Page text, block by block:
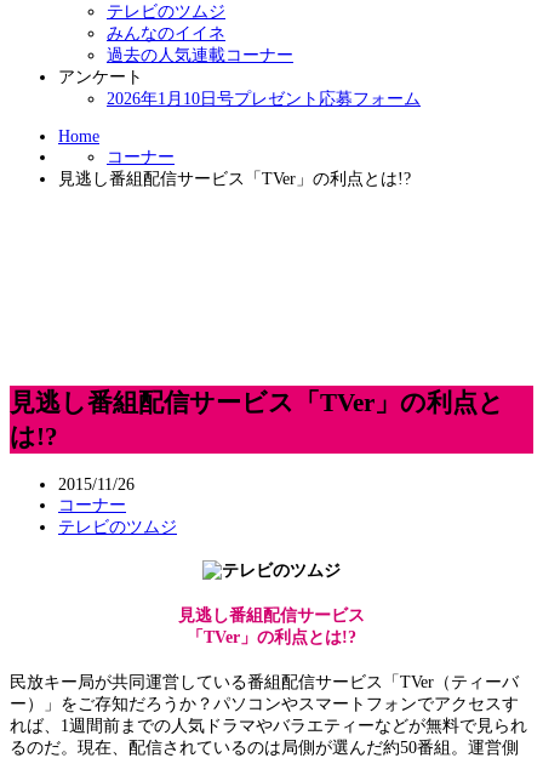
テレビのツムジ
みんなのイイネ
過去の人気連載コーナー
アンケート
2026年1月10日号プレゼント応募フォーム
Home
コーナー
見逃し番組配信サービス「TVer」の利点とは!?
見逃し番組配信サービス「TVer」の利点と
は!?
2015/11/26
コーナー
テレビのツムジ
見逃し番組配信サービス
「TVer」の利点とは!?
民放キー局が共同運営している番組配信サービス「TVer（ティーバ
ー）」をご存知だろうか？パソコンやスマートフォンでアクセスす
れば、1週間前までの人気ドラマやバラエティーなどが無料で見られ
るのだ。現在、配信されているのは局側が選んだ約50番組。運営側